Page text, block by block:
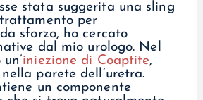
stata suggerita una sling
per
sforzo, ho cercato
dal mio urologo. Nel
iniezione di Coaptite,
parete dell’uretra.
un componente